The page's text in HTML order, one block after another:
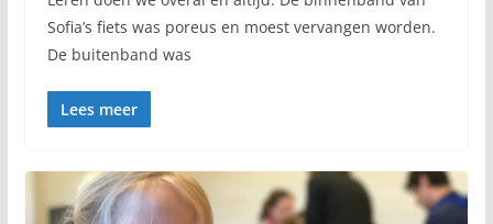
Sofia’s fiets was poreus en moest vervangen worden.
De buitenband was
Lees meer